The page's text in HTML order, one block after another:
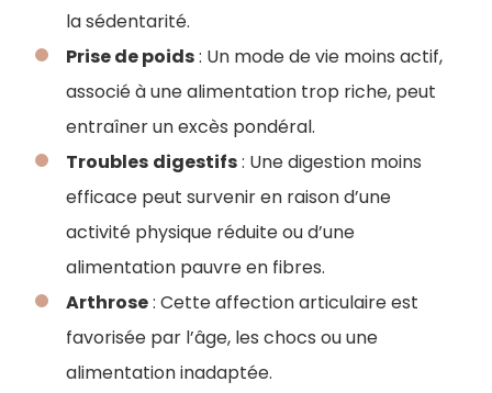
la sédentarité.
Prise de poids: Un mode de vie moins actif,
associé à une alimentation trop riche, peut
entraîner un excès pondéral.
Troubles digestifs: Une digestion moins
efficace peut survenir en raison d’une
activité physique réduite ou d’une
alimentation pauvre en fibres.
Arthrose: Cette affection articulaire est
favorisée par l’âge, les chocs ou une
alimentation inadaptée.